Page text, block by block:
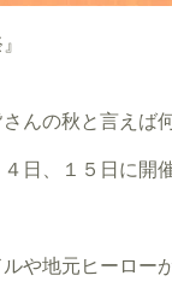
んの秋と言えば
日、１５日に開
や地元ヒーロー